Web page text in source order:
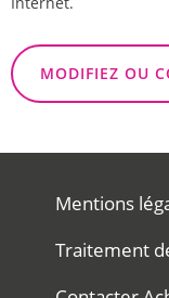
MODIFIEZ OU
Mentions
Traitement